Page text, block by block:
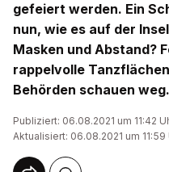
gefeiert werden. Ein
nun, wie es auf der
Masken und Abstand?
rappelvolle
Behörden schauen weg.
Publiziert: 06.08.2021 um 11:42
Aktualisiert: 06.08.2021 um 11:59